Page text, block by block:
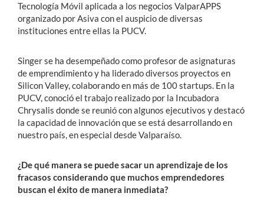
Tecnología Móvil aplicada a los negocios ValparAPPS
organizado por Asiva con el auspicio de diversas
instituciones entre ellas la PUCV.
Singer se ha desempeñado como profesor de asignaturas
de emprendimiento y ha liderado diversos proyectos en
Silicon Valley, colaborando en más de 100 startups. En la
PUCV, conoció el trabajo realizado por la Incubadora
Chrysalis donde se reunió con algunos ejecutivos y destacó
la capacidad de innovación que se está desarrollando en
nuestro país, en especial desde Valparaíso.
¿De qué manera se puede sacar un aprendizaje de los
fracasos considerando que muchos emprendedores
buscan el éxito de manera inmediata?